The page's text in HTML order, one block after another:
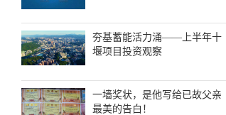
夯基蓄能活力涌——上半年十
堰项目投资观察
一墙奖状，是他写给已故父亲
最美的告白！